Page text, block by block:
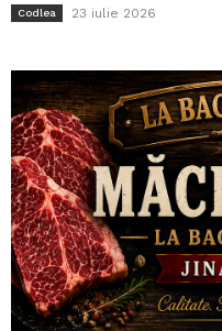
Codlea 23 iulie 2026